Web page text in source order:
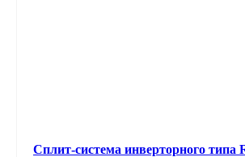
Сплит-система инверторного типа